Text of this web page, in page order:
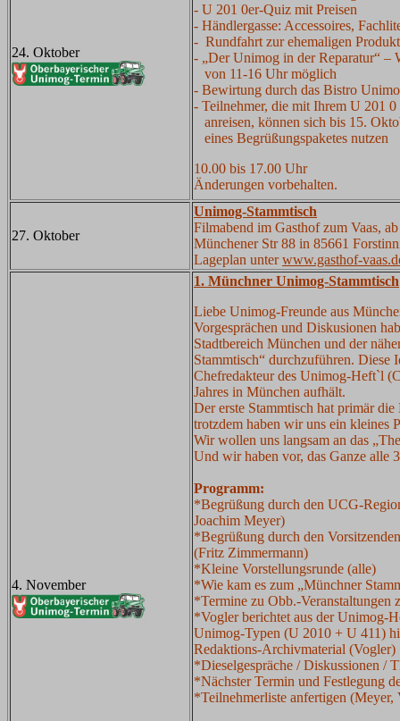
24. Oktober
- U 201 0er-Quiz mit Preisen
- Händlergasse: Accessoires,
- Rundfahrt zur ehemaligen
- „Der Unimog in der Reparatur“ –
von 11-16 Uhr möglich
- Bewirtung durch das Bistro
- Teilnehmer, die mit Ihrem U 201
anreisen, können sich bis 15.
eines Begrüßungspaketes nutzen
10.00 bis 17.00 Uhr
Änderungen vorbehalten.
27. Oktober
Unimog-Stammtisch
Filmabend im Gasthof zum Vaas,
Münchener Str 88 in 85661
Lageplan unterwww.gasthof-
4. November
1. Münchner Unimog-Stammtisch
Liebe Unimog-Freunde aus
Vorgesprächen und Diskusionen
Stadtbereich München und der
Stammtisch“ durchzuführen. Diese
Chefredakteur des Unimog-Heft`l
Jahres in München aufhält.
Der erste Stammtisch hat primär
trotzdem haben wir uns ein kleines
Wir wollen uns langsam an das
Und wir haben vor, das Ganze alle
Programm:
*Begrüßung durch den UCG-
Joachim Meyer)
*Begrüßung durch den
(Fritz Zimmermann)
*Kleine Vorstellungsrunde (alle)
*Wie kam es zum „Münchner
*Termine zu Obb.-Veranstaltungen
*Vogler berichtet aus der Unimog-
Unimog-Typen (U 2010 + U 411)
Redaktions-Archivmaterial (Vogler)
*Dieselgespräche / Diskussionen /
*Nächster Termin und Festlegung
*Teilnehmerliste anfertigen (Meyer,